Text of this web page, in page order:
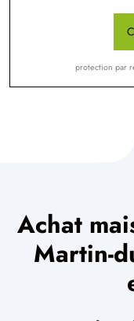
protection par
Achat
Martin-